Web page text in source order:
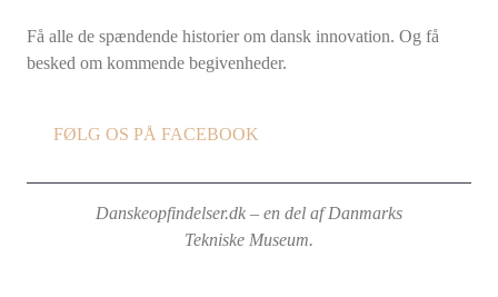
Få alle de spændende historier om dansk innovation. Og få
besked om kommende begivenheder.
FØLG OS PÅ FACEBOOK
Danskeopfindelser.dk – en del af Danmarks
Tekniske Museum.